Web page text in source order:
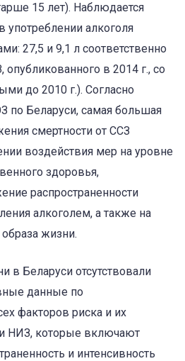
15 лет). Наблюдается
употреблении алкоголя
27,5 и 9,1 л соответственно
в 2014 г., со
до 2010 г.). Согласно
по Беларуси, самая большая
смертности от ССЗ
воздействия мер на уровне
здоровья,
распространенности
алкоголем, а также на
жизни.
в Беларуси отсутствовали
данные по
факторов риска и их
НИЗ, которые включают
и интенсивность